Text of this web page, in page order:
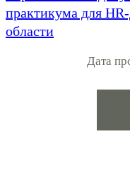
практикума для
области
Дата